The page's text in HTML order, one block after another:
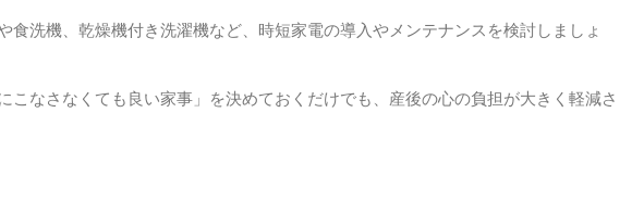
食洗機、乾燥機付き洗濯機など、時短家電の導入やメンテナンスを検討しましょ
こなさなくても良い家事」を決めておくだけでも、産後の心の負担が大きく軽減さ